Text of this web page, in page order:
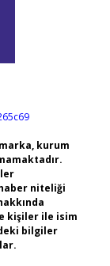
kurum
niteliği
kişiler ile isim
bilgiler